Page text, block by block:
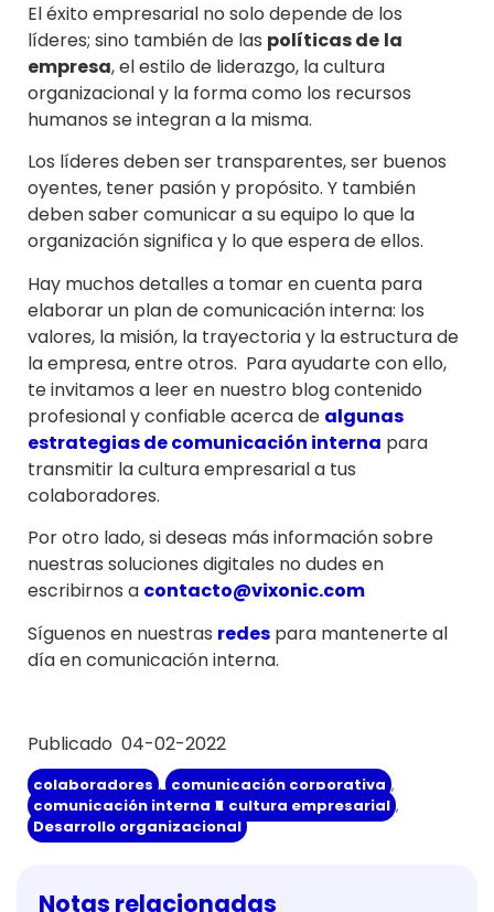
El éxito empresarial no solo depende de los
líderes; sino también de las políticas de la
empresa, el estilo de liderazgo, la cultura
organizacional y la forma como los recursos
humanos se integran a la misma.
Los líderes deben ser transparentes, ser buenos
oyentes, tener pasión y propósito. Y también
deben saber comunicar a su equipo lo que la
organización significa y lo que espera de ellos.
Hay muchos detalles a tomar en cuenta para
elaborar un plan de comunicación interna: los
valores, la misión, la trayectoria y la estructura de
la empresa, entre otros. Para ayudarte con ello,
te invitamos a leer en nuestro blog contenido
profesional y confiable acerca de algunas
estrategias de comunicación interna para
transmitir la cultura empresarial a tus
colaboradores.
Por otro lado, si deseas más información sobre
nuestras soluciones digitales no dudes en
escribirnos a contacto@vixonic.com
Síguenos en nuestras redes para mantenerte al
día en comunicación interna.
Publicado 04-02-2022
colaboradores , comunicación corporativa ,
comunicación interna , cultura empresarial ,
Desarrollo organizacional
Notas relacionadas